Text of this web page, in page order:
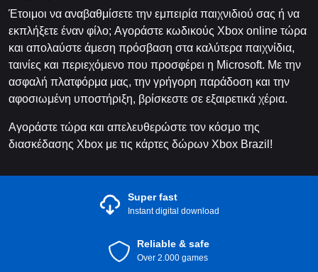
Έτοιμοι να αναβαθμίσετε την εμπειρία παιχνιδιού σας ή να
εκπλήξετε έναν φίλο; Αγοράστε κωδικούς Xbox online τώρα
και απολαύστε άμεση πρόσβαση στα καλύτερα παιχνίδια,
ταινίες και περιεχόμενο που προσφέρει η Microsoft. Με την
ασφαλή πλατφόρμα μας, την γρήγορη παράδοση και την
αφοσιωμένη υποστήριξη, βρίσκεστε σε εξαιρετικά χέρια.
Αγοράστε τώρα και απελευθερώστε τον κόσμο της
διασκέδασης Xbox με τις κάρτες δώρων Xbox Brazil!
Super fast
Instant digital download
Reliable & safe
Over 2.000 games